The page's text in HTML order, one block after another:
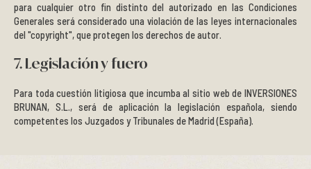
para cualquier otro fin distinto del autorizado en las Condiciones
Generales será considerado una violación de las leyes internacionales
del "copyright", que protegen los derechos de autor.
7. Legislación y fuero
Para toda cuestión litigiosa que incumba al sitio web de INVERSIONES
BRUNAN, S.L., será de aplicación la legislación española, siendo
competentes los Juzgados y Tribunales de Madrid (España).